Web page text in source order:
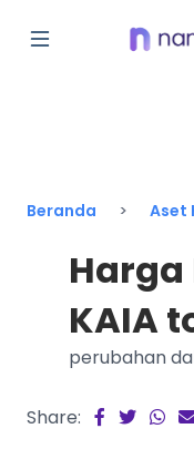
Beranda Aset
Harga
KAIA
perubahan
Share: